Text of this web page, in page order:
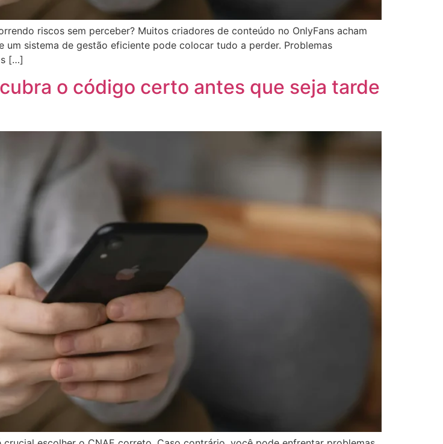
riscos sem perceber? Muitos criadores de conteúdo no OnlyFans acham
sistema de gestão eficiente pode colocar tudo a perder. Problemas
[…]
o código certo antes que seja tarde